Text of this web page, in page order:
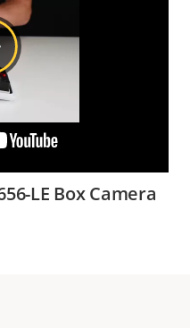
LE Box Camera